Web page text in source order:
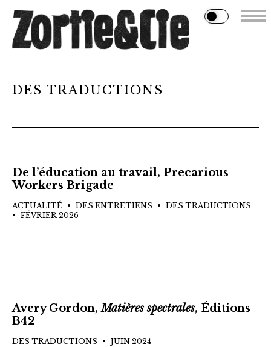
DES TRADUCTIONS
ACTUALITÉ DES ENTRETIENS
DES TRADUCTIONS
FÉVRIER 2026
De l’éducation au travail, Precarious
Workers Brigade
DES TRADUCTIONS JUIN 2024
Avery Gordon,Matières spectrales, Éditions
B42